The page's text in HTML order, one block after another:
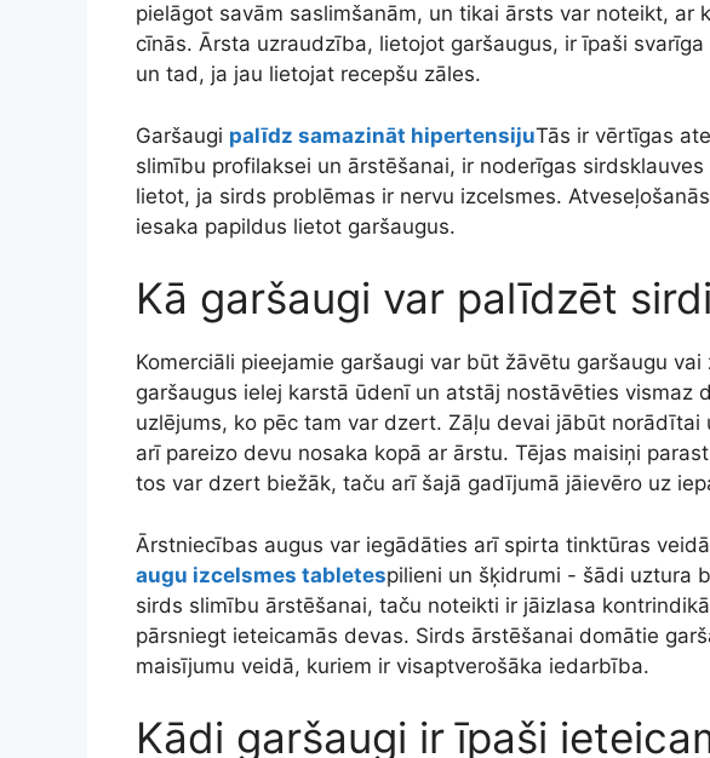
pielāgot savām saslimšanām, un tikai ārsts var noteikt, ar
cīnās. Ārsta uzraudzība, lietojot garšaugus, ir īpaši
un tad, ja jau lietojat recepšu zāles.
Garšaugi palīdz samazināt hipertensijuTās ir vērtīgas
slimību profilaksei un ārstēšanai, ir noderīgas
lietot, ja sirds problēmas ir nervu izcelsmes.
iesaka papildus lietot garšaugus.
Kā garšaugi var palīdzēt
Komerciāli pieejamie garšaugi var būt žāvētu garšaugu
garšaugus ielej karstā ūdenī un atstāj nostāvēties vismaz
uzlējums, ko pēc tam var dzert. Zāļu devai jābūt norādītai
arī pareizo devu nosaka kopā ar ārstu. Tējas maisiņi
tos var dzert biežāk, taču arī šajā gadījumā jāievēro uz
Ārstniecības augus var iegādāties arī spirta tinktūras
augu izcelsmes tabletespilieni un šķidrumi - šādi uztura
sirds slimību ārstēšanai, taču noteikti ir jāizlasa
pārsniegt ieteicamās devas. Sirds ārstēšanai domātie
maisījumu veidā, kuriem ir visaptverošāka iedarbība.
Kādi garšaugi ir īpaši